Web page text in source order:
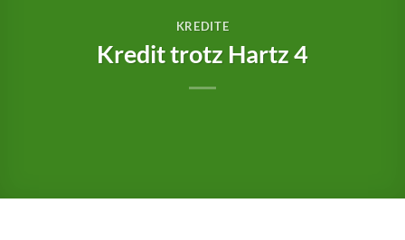
KREDITE
Kredit trotz Hartz 4